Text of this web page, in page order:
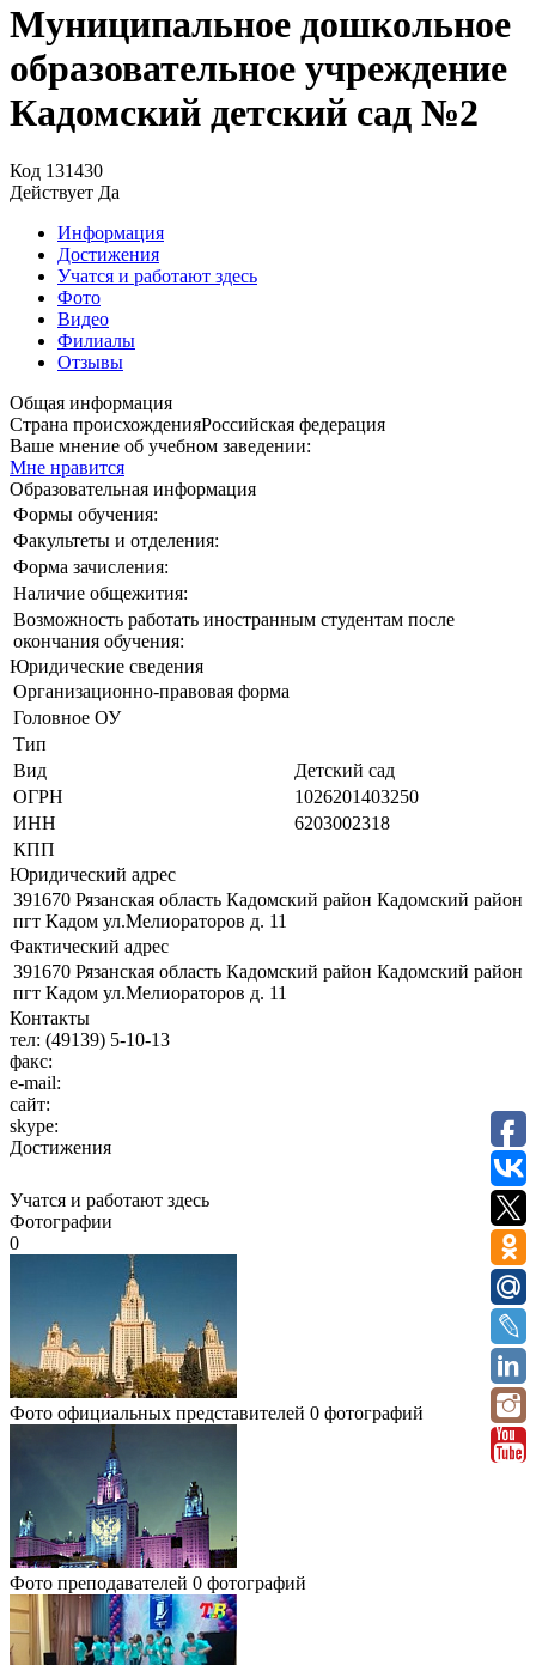
Муниципальное дошкольное
образовательное учреждение
Кадомский детский сад №2
Код 131430
Действует Да
Информация
Достижения
Учатся и работают здесь
Фото
Видео
Филиалы
Отзывы
Общая информация
Страна происхожденияРоссийская федерация
Ваше мнение об учебном заведении:
Мне нравится
Образовательная информация
Формы обучения:
Факультеты и отделения:
Форма зачисления:
Наличие общежития:
Возможность работать иностранным студентам после
окончания обучения:
Юридические сведения
Организационно-правовая форма
Головное ОУ
Тип
Вид
Детский сад
ОГРН
1026201403250
ИНН
6203002318
КПП
Юридический адрес
391670 Рязанская область Кадомский район Кадомский район
пгт Кадом ул.Мелиораторов д. 11
Фактический адрес
391670 Рязанская область Кадомский район Кадомский район
пгт Кадом ул.Мелиораторов д. 11
Контакты
тел: (49139) 5-10-13
факс:
e-mail:
сайт:
skype:
Достижения
Учатся и работают здесь
Фотографии
0
Фото официальных представителей 0 фотографий
Фото преподавателей 0 фотографий